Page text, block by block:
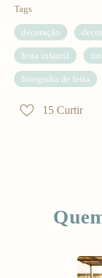
Tags
decoração
festa infantil
fotografia de festa
15 Curtir